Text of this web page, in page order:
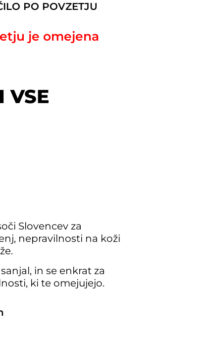
PO POVZETJU
je omejena
VSE
Slovencev za
nepravilnosti na koži
in se enkrat za
ki te omejujejo.